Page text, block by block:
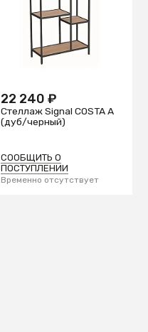
22 240 ₽
Стеллаж Signal COSTA A
(дуб/черный)
СООБЩИТЬ О
ПОСТУПЛЕНИИ
Временно отсутствует